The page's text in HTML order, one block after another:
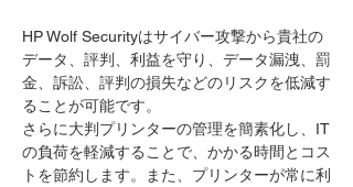
HP Wolf Securityはサイバー攻撃から貴社の
データ、評判、利益を守り、データ漏洩、罰
金、訴訟、評判の損失などのリスクを低減す
ることが可能です。
さらに大判プリンターの管理を簡素化し、IT
の負荷を軽減することで、かかる時間とコス
トを節約します。また、プリンターが常に利